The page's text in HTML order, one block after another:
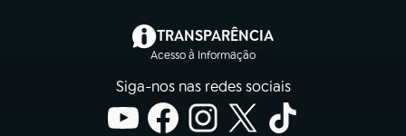
TRANSPARÊNCIA
Acesso à Informação
(abre em nova aba)
Siga-nos nas redes sociais